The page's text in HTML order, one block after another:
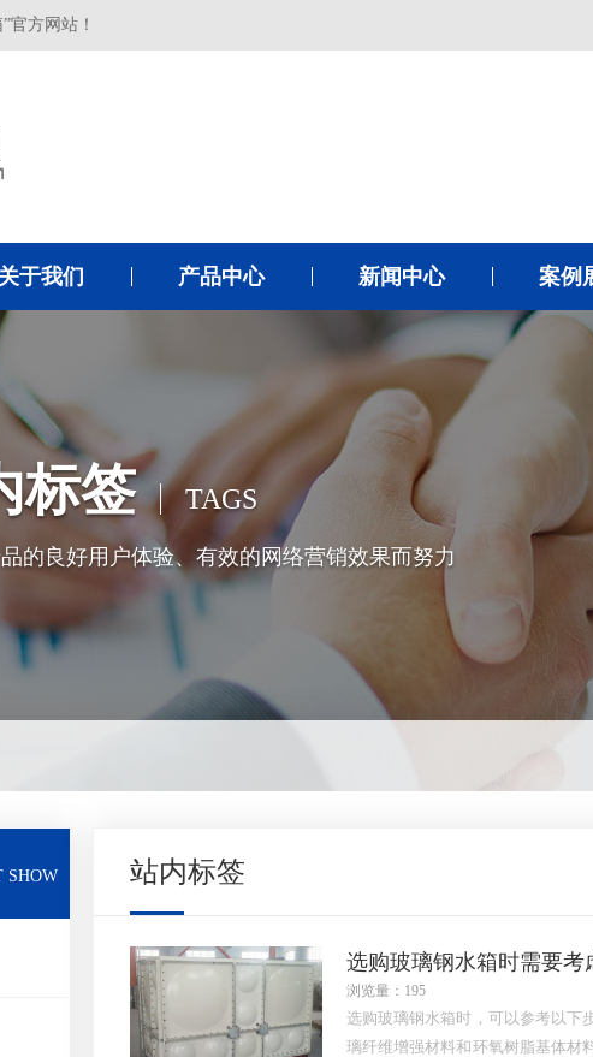
官方网站！
关于我们 产品中心 新闻中心 案例
标签 TAGS
的良好用户体验、有效的网络营销效果而努力
SHOW 站内标签
选购玻璃钢水箱时需要考
浏览量：195
选购玻璃钢水箱时，可以参考以下
璃纤维增强材料和环氧树脂基体材